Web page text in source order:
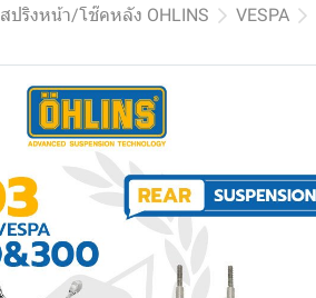
สปริงหน้า/โช๊คหลัง OHLINS VESPA